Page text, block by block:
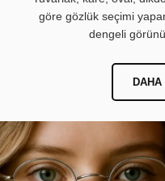
göre gözlük seçimi
dengeli